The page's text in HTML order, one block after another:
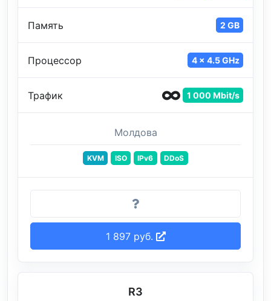
Память 2 GB
Процессор 4 x 4.5 GHz
Трафик 1 000 Mbit/s
Молдова
KVM ISO IPv6 DDoS
1 897 руб.
R3